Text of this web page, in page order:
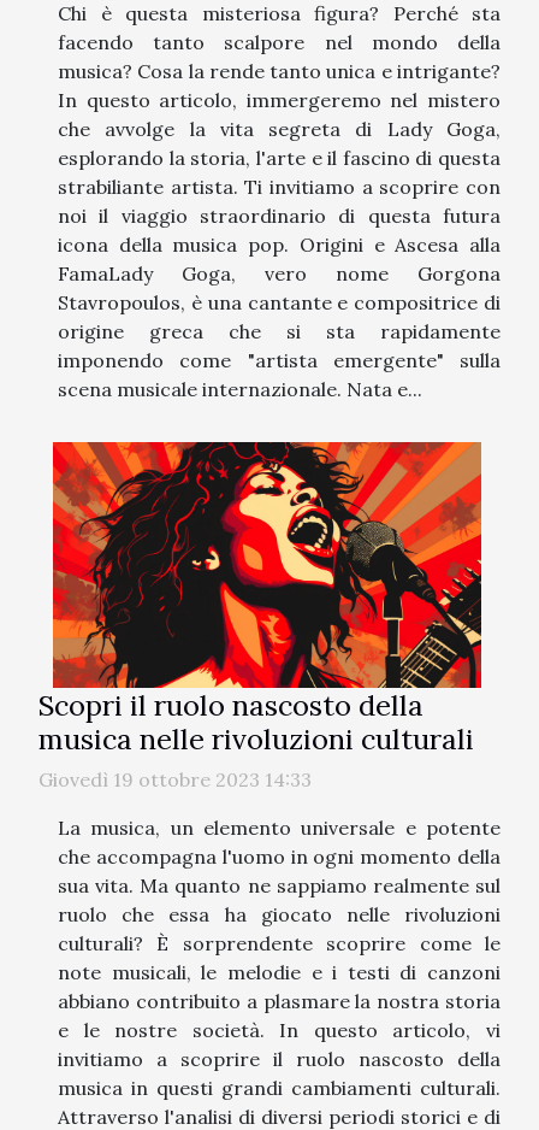
Chi è questa misteriosa figura? Perché sta
facendo tanto scalpore nel mondo della
musica? Cosa la rende tanto unica e intrigante?
In questo articolo, immergeremo nel mistero
che avvolge la vita segreta di Lady Goga,
esplorando la storia, l'arte e il fascino di questa
strabiliante artista. Ti invitiamo a scoprire con
noi il viaggio straordinario di questa futura
icona della musica pop. Origini e Ascesa alla
FamaLady Goga, vero nome Gorgona
Stavropoulos, è una cantante e compositrice di
origine greca che si sta rapidamente
imponendo come "artista emergente" sulla
scena musicale internazionale. Nata e...
Scopri il ruolo nascosto della
musica nelle rivoluzioni culturali
Giovedì 19 ottobre 2023 14:33
La musica, un elemento universale e potente
che accompagna l'uomo in ogni momento della
sua vita. Ma quanto ne sappiamo realmente sul
ruolo che essa ha giocato nelle rivoluzioni
culturali? È sorprendente scoprire come le
note musicali, le melodie e i testi di canzoni
abbiano contribuito a plasmare la nostra storia
e le nostre società. In questo articolo, vi
invitiamo a scoprire il ruolo nascosto della
musica in questi grandi cambiamenti culturali.
Attraverso l'analisi di diversi periodi storici e di